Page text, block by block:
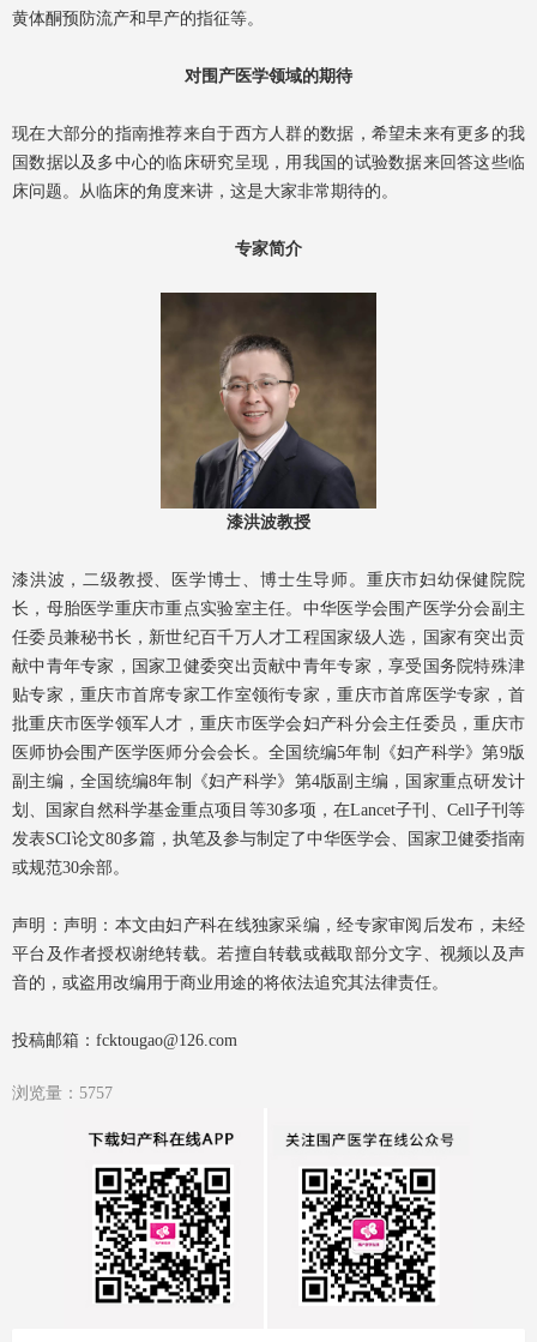
黄体酮预防流产和早产的指征等。
对围产医学领域的期待
现在大部分的指南推荐来自于西方人群的数据，希望未来有更多的我
国数据以及多中心的临床研究呈现，用我国的试验数据来回答这些临
床问题。从临床的角度来讲，这是大家非常期待的。
专家简介
漆洪波教授
漆洪波，二级教授、医学博士、博士生导师。重庆市妇幼保健院院
长，母胎医学重庆市重点实验室主任。中华医学会围产医学分会副主
任委员兼秘书长，新世纪百千万人才工程国家级人选，国家有突出贡
献中青年专家，国家卫健委突出贡献中青年专家，享受国务院特殊津
贴专家，重庆市首席专家工作室领衔专家，重庆市首席医学专家，首
批重庆市医学领军人才，重庆市医学会妇产科分会主任委员，重庆市
医师协会围产医学医师分会会长。全国统编5年制《妇产科学》第9版
副主编，全国统编8年制《妇产科学》第4版副主编，国家重点研发计
划、国家自然科学基金重点项目等30多项，在Lancet子刊、Cell子刊等
发表SCI论文80多篇，执笔及参与制定了中华医学会、国家卫健委指南
或规范30余部。
声明：声明：本文由妇产科在线独家采编，经专家审阅后发布，未经
平台及作者授权谢绝转载。若擅自转载或截取部分文字、视频以及声
音的，或盗用改编用于商业用途的将依法追究其法律责任。
投稿邮箱：fcktougao@126.com
浏览量：5757